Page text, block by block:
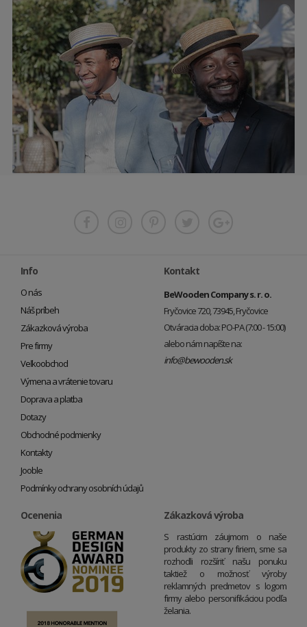
Info
O nás
Náš príbeh
Zákazková výroba
Pre firmy
Veľkoobchod
Výmena a vrátenie tovaru
Doprava a platba
Dotazy
Obchodné podmienky
Kontakty
Jooble
Podmínky ochrany osobních údajů
Kontakt
BeWooden Company s. r. o.
Fryčovice 720, 73945, Fryčovice
Otváracia doba: PO-PA (7:00 - 15:00)
alebo nám napíšte na:
info@bewooden.sk
Ocenenia Zákazková výroba
S rastúcim záujmom o naše
produkty zo strany firiem, sme sa
rozhodli rozšíriť našu ponuku
taktiež o možnosť výroby
reklamných predmetov s logom
firmy alebo personifikáciou podľa
želania.